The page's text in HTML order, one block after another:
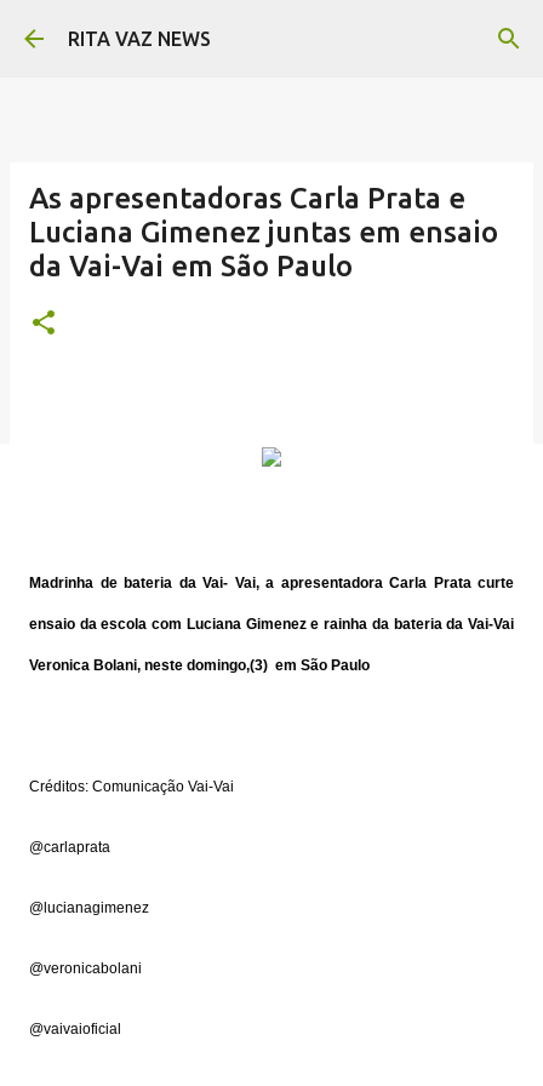
Pular para o conteúdo principal
RITA VAZ NEWS
As apresentadoras Carla Prata e
Luciana Gimenez juntas em ensaio
da Vai-Vai em São Paulo
Madrinha de bateria da Vai- Vai, a apresentadora Carla Prata curte
ensaio da escola com Luciana Gimenez e rainha da bateria da Vai-Vai
Veronica Bolani, neste domingo,(3) em São Paulo
Créditos: Comunicação Vai-Vai
@carlaprata
@lucianagimenez
@veronicabolani
@vaivaioficial